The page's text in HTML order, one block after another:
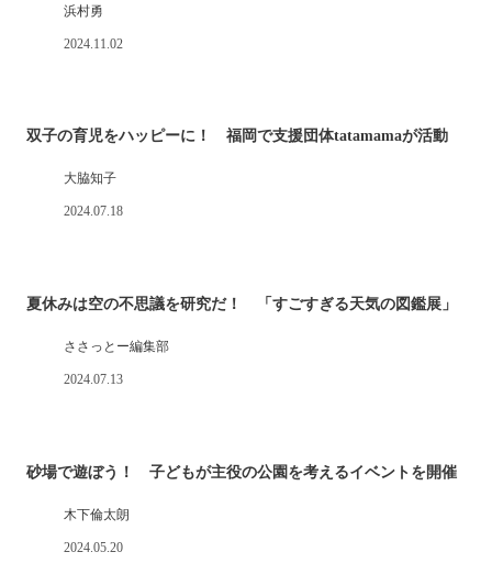
浜村勇
2024.11.02
双子の育児をハッピーに！ 福岡で支援団体tatamamaが活動
大脇知子
2024.07.18
夏休みは空の不思議を研究だ！ 「すごすぎる天気の図鑑展」
ささっとー編集部
2024.07.13
砂場で遊ぼう！ 子どもが主役の公園を考えるイベントを開催
木下倫太朗
2024.05.20